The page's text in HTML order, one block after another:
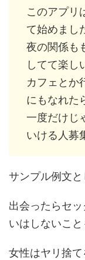
このアプリ
て始めまし
夜の関係も
してて楽し
カフェとか
にもなれた
一度だけじ
いける人募
サンプル例文と
出会ったらセ
いはしないこと
女性はヤリ捨